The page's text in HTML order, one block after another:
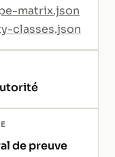
matrix.json
classes.json
de preuve